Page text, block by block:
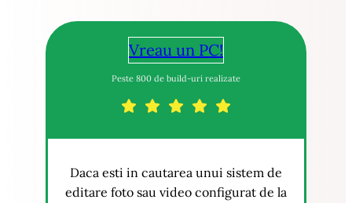
Vreau un PC!
Peste 800 de build-uri realizate
Daca esti in cautarea unui sistem de
editare foto sau video configurat de la